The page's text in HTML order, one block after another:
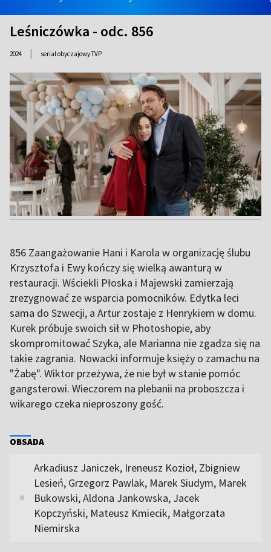
Leśniczówka - odc. 856
2024 | serial obyczajowy TVP
856 Zaangażowanie Hani i Karola w organizację ślubu
Krzysztofa i Ewy kończy się wielką awanturą w
restauracji. Wściekli Płoska i Majewski zamierzają
zrezygnować ze wsparcia pomocników. Edytka leci
sama do Szwecji, a Artur zostaje z Henrykiem w domu.
Kurek próbuje swoich sił w Photoshopie, aby
skompromitować Szyka, ale Marianna nie zgadza się na
takie zagrania. Nowacki informuje księży o zamachu na
"Żabę". Wiktor przeżywa, że nie był w stanie pomóc
gangsterowi. Wieczorem na plebanii na proboszcza i
wikarego czeka nieproszony gość.
OBSADA
Arkadiusz Janiczek, Ireneusz Kozioł, Zbigniew
Lesień, Grzegorz Pawlak, Marek Siudym, Marek
Bukowski, Aldona Jankowska, Jacek
Kopczyński, Mateusz Kmiecik, Małgorzata
Niemirska